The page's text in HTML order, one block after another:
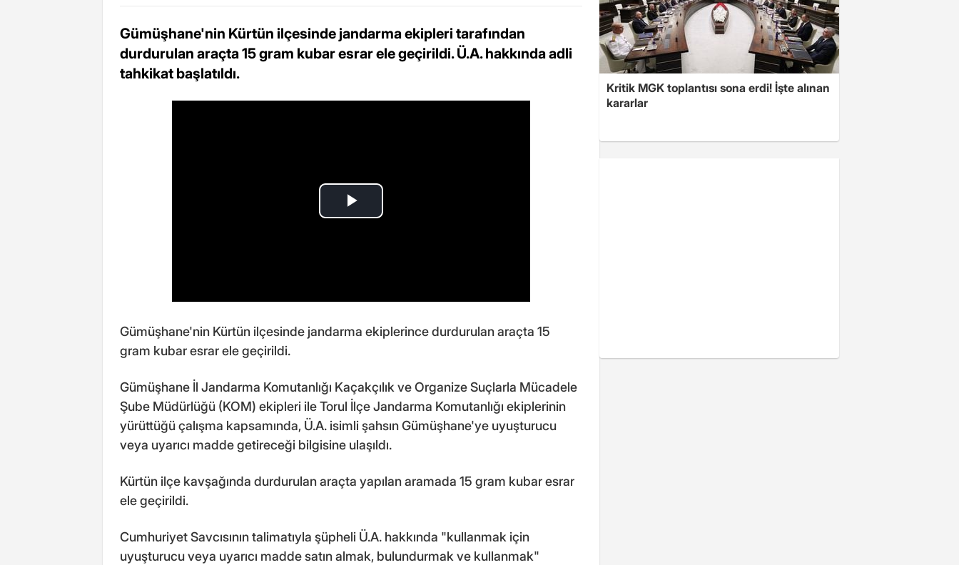
Gümüşhane'nin Kürtün ilçesinde jandarma ekipleri tarafından
durdurulan araçta 15 gram kubar esrar ele geçirildi. Ü.A. hakkında adli
tahkikat başlatıldı.
Gümüşhane'nin Kürtün ilçesinde jandarma ekiplerince durdurulan araçta 15
gram kubar esrar ele geçirildi.
Gümüşhane İl Jandarma Komutanlığı Kaçakçılık ve Organize Suçlarla Mücadele
Şube Müdürlüğü (KOM) ekipleri ile Torul İlçe Jandarma Komutanlığı ekiplerinin
yürüttüğü çalışma kapsamında, Ü.A. isimli şahsın Gümüşhane'ye uyuşturucu
veya uyarıcı madde getireceği bilgisine ulaşıldı.
Kürtün ilçe kavşağında durdurulan araçta yapılan aramada 15 gram kubar esrar
ele geçirildi.
Cumhuriyet Savcısının talimatıyla şüpheli Ü.A. hakkında "kullanmak için
uyuşturucu veya uyarıcı madde satın almak, bulundurmak ve kullanmak"
Kritik MGK toplantısı sona erdi! İşte alınan
kararlar